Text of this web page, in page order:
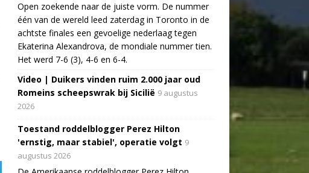
Open zoekende naar de juiste vorm. De nummer
één van de wereld leed zaterdag in Toronto in de
achtste finales een gevoelige nederlaag tegen
Ekaterina Alexandrova, de mondiale nummer tien.
Het werd 7-6 (3), 4-6 en 6-4.
Video | Duikers vinden ruim 2.000 jaar oud
Romeins scheepswrak bij Sicilië 9 augustus
2026
Toestand roddelblogger Perez Hilton
'ernstig, maar stabiel', operatie volgt 9
augustus 2026